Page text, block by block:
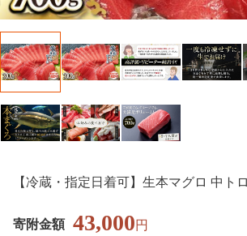
【冷蔵・指定日着可】生本マグロ 中ト
寄附金額 43,000円